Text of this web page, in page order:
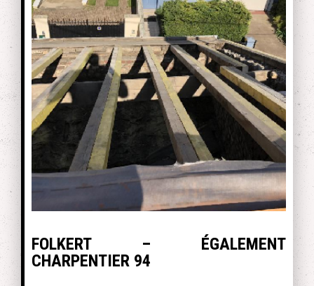
FOLKERT – ÉGALEMENT
CHARPENTIER 94